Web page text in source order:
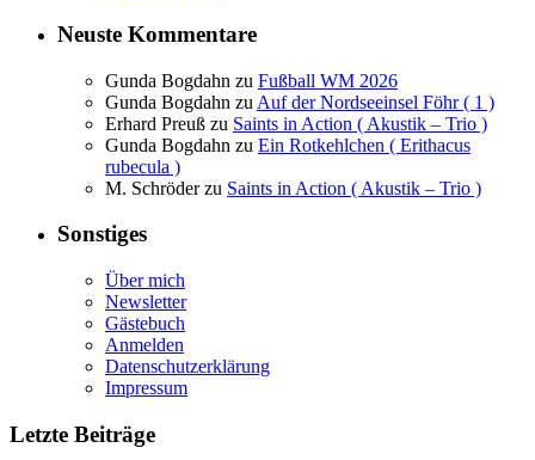
Neuste Kommentare
Gunda Bogdahn zu Fußball WM 2026
Gunda Bogdahn zu Auf der Nordseeinsel Föhr ( 1 )
Erhard Preuß zu Saints in Action ( Akustik – Trio )
Gunda Bogdahn zu Ein Rotkehlchen ( Erithacus
rubecula )
M. Schröderzu Saints in Action ( Akustik – Trio )
Sonstiges
Über mich
Newsletter
Gästebuch
Anmelden
Datenschutzerklärung
Impressum
Letzte Beiträge